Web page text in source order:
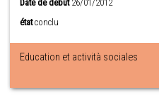
Date de début26/01/2012
état conclu
Education et actività sociales